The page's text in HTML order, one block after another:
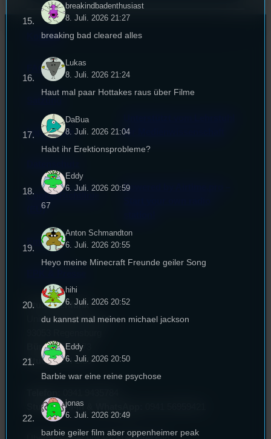
Kontakt
FAQ
Impressum
Cookie-Richtlinie
(EU)
Empfang
für Medienwissenschaft
Powered by Airtime.pro –
Studentenfunk
Universitätsstraße 31
Büro:PT 4.0.73
Studio:SH 1.39
Studio Call-In & WhatsApp:
breakindbadenthusiast
8. Juli. 2026 21:27
breaking bad cleared alles
Lukas
8. Juli. 2026 21:24
Haut mal paar Hottakes raus über Filme
DaBua
8. Juli. 2026 21:04
Habt ihr Erektionsprobleme?
Eddy
6. Juli. 2026 20:59
67
Anton Schmandton
6. Juli. 2026 20:55
Heyo meine Minecraft Freunde geiler Song
hihi
6. Juli. 2026 20:52
du kannst mal meinen michael jackson
Eddy
6. Juli. 2026 20:50
Barbie war eine reine psychose
jonas
6. Juli. 2026 20:49
barbie geiler film aber oppenheimer peak